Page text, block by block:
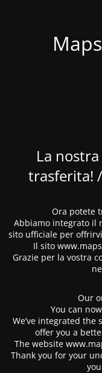
La
trasferita!
Ora potete
Abbiamo integrato il
sito ufficiale per
Il sito
Grazie per la vostra
Our
You can
We’ve integrated
offer you a
The website
Thank you for your